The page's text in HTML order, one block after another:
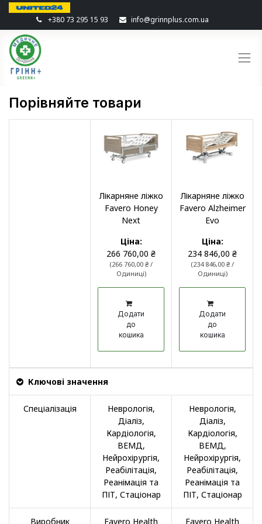
+380 73 295 15 93 info@grinnplus.com.ua
Порівняйте товари
Лікарняне ліжко
Favero Honey
Next
Ціна:
266 760,00 ₴
(266 760,00 ₴ /
Одиниці)
Додати
до
кошика
Лікарняне ліжко
Favero Alzheimer
Evo
Ціна:
234 846,00 ₴
(234 846,00 ₴ /
Одиниці)
Додати
до
кошика
Ключові значення
Спеціалізація Неврологія,
Діаліз,
Кардіологія,
ВЕМД,
Нейрохірургія,
Реабілітація,
Реанімація та
ПІТ, Стаціонар
Неврологія,
Діаліз,
Кардіологія,
ВЕМД,
Нейрохірургія,
Реабілітація,
Реанімація та
ПІТ, Стаціонар
Виробник Favero Health Favero Health